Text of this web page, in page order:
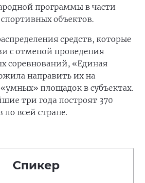
программы в части
объектов.
средств, которые
с отменой проведения
соревнований, «Единая
направить их на
площадок в субъектах.
три года построят 370
по всей стране.
Спикер